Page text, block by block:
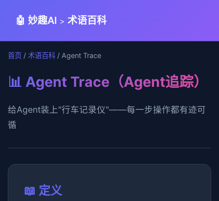
🤖 妙趣AI > 术语百科
首页 / 术语百科 / Agent Trace
📊 Agent Trace（Agent追踪）
给Agent装上"行车记录仪"——每一步操作都有迹可
循
📖 定义